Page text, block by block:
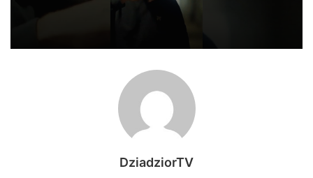
DziadziorTV